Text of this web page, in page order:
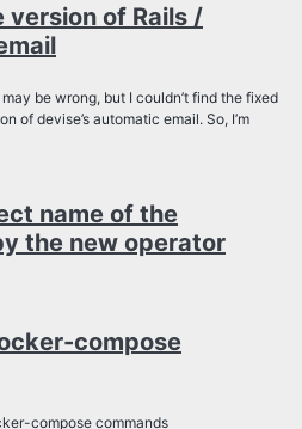
version of Rails /
be wrong, but I couldn’t find the fixed
of devise’s automatic email. So, I’m
name of the
the new operator
compose
compose commands